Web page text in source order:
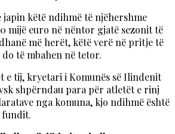
japin këtë ndihmë të njëhershme
mijë euro në nëntor gjatë sezonit të
më herët, këtë verë në pritje të
të mbahen në tetor.
e tij, kryetari i Komunës së Ilindenit
shpërndau para për atletët e rinj
nga komuna, kjo ndihmë është
fundit.